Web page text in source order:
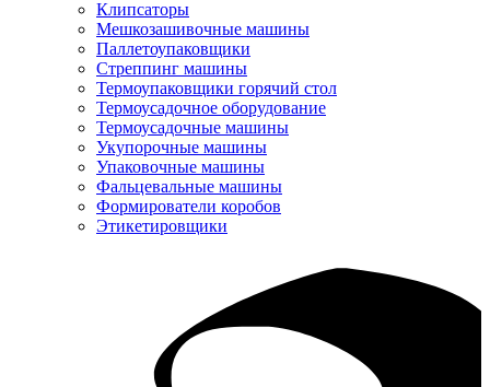
Клипсаторы
Мешкозашивочные машины
Паллетоупаковщики
Стреппинг машины
Термоупаковщики горячий стол
Термоусадочное оборудование
Термоусадочные машины
Укупорочные машины
Упаковочные машины
Фальцевальные машины
Формирователи коробов
Этикетировщики